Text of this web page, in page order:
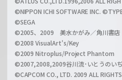
a
n
l
©NIPPON ICHI SOFTWARE INC.
©SEGA
©2005、2009 美水かがみ／角川書店
©2008 VisualArt's/Key
©2009 Nitroplus/Project Phantom
©2007,2008,2009谷川流･いとうのい
©CAPCOM CO., LTD. 2009 ALL RIGHTS